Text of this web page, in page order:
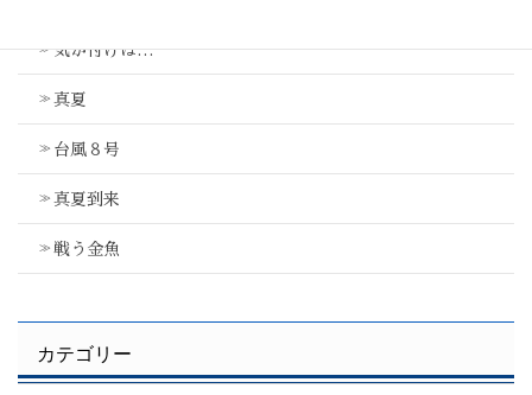
気が付けば…
真夏
台風８号
真夏到来
戦う金魚
カテゴリー